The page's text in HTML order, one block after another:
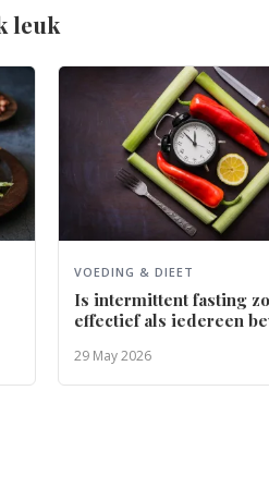
leuk
VOEDING & DIEET
Is intermittent fasting zo
effectief als iedereen
29 May 2026